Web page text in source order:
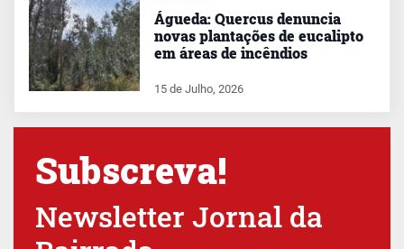
Águeda: Quercus denuncia
novas plantações de eucalipto
em áreas de incêndios
15 de Julho, 2026
Subscreva!
Newsletter Jornal da